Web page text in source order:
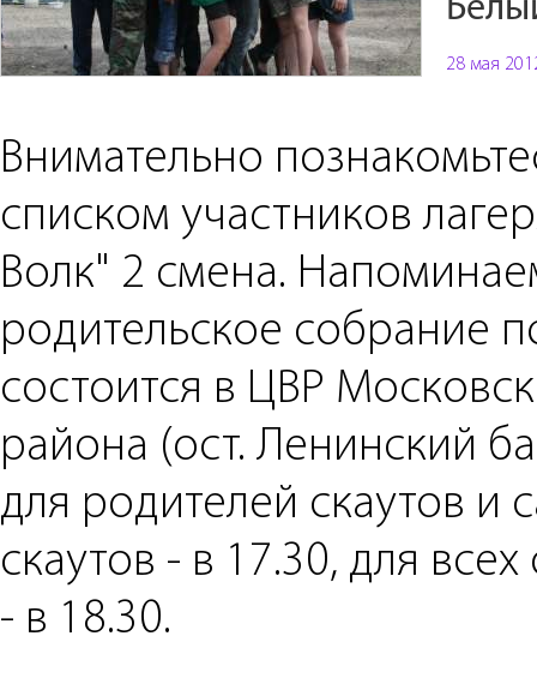
28 мая
Внимательно
списком участников
Волк" 2 смена.
родительское собрание
состоится в ЦВР
района (ост. Ленинский
для родителей скаутов и
скаутов - в 17.30, для
- в 18.30.